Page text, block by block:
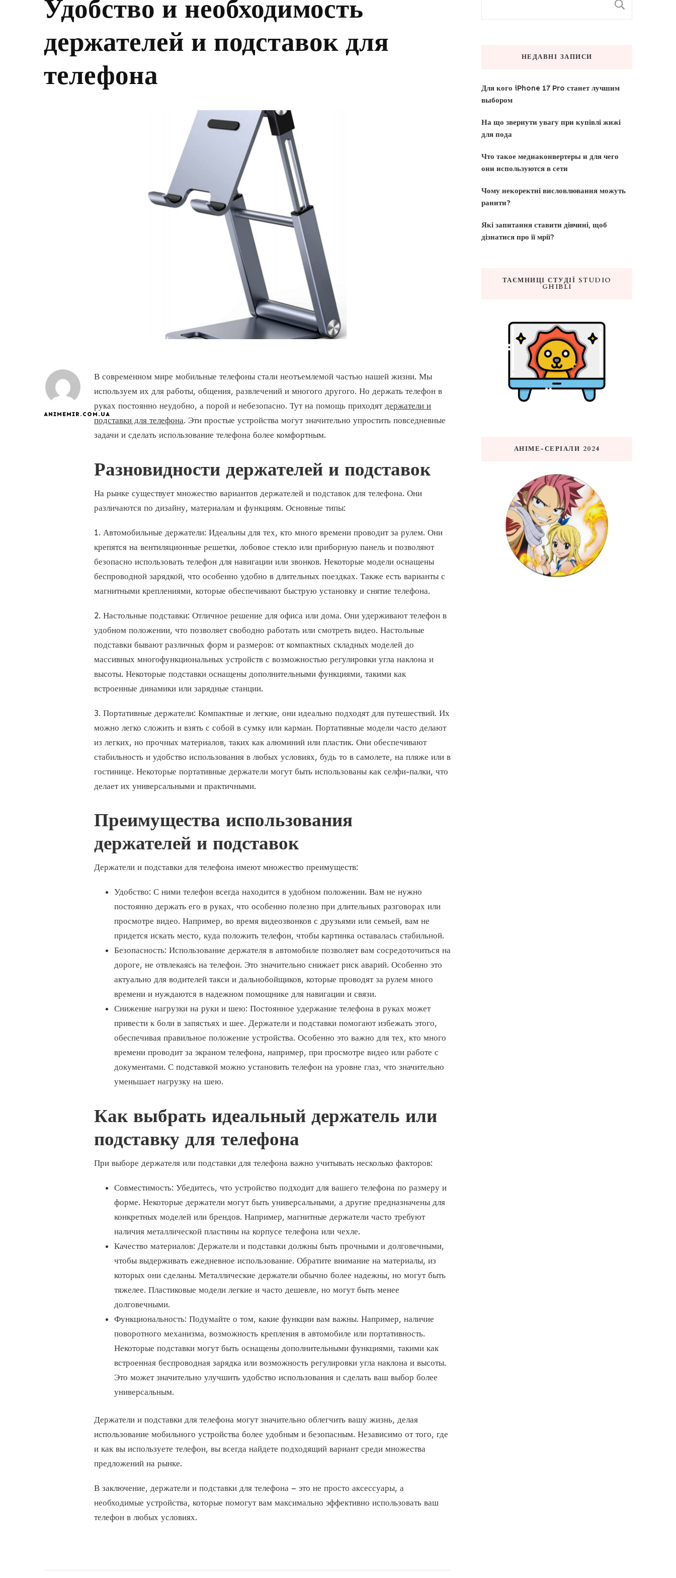
Удобство и необходимость
держателей и подставок для
телефона
ANIMEMIR.COM.UA
В современном мире мобильные телефоны стали неотъемлемой частью нашей жизни. Мы
используем их для работы, общения, развлечений и многого другого. Но держать телефон в
руках постоянно неудобно, а порой и небезопасно. Тут на помощь приходят держатели и
подставки для телефона. Эти простые устройства могут значительно упростить повседневные
задачи и сделать использование телефона более комфортным.
Разновидности держателей и подставок
На рынке существует множество вариантов держателей и подставок для телефона. Они
различаются по дизайну, материалам и функциям. Основные типы:
1. Автомобильные держатели: Идеальны для тех, кто много времени проводит за рулем. Они
крепятся на вентиляционные решетки, лобовое стекло или приборную панель и позволяют
безопасно использовать телефон для навигации или звонков. Некоторые модели оснащены
беспроводной зарядкой, что особенно удобно в длительных поездках. Также есть варианты с
магнитными креплениями, которые обеспечивают быструю установку и снятие телефона.
2. Настольные подставки: Отличное решение для офиса или дома. Они удерживают телефон в
удобном положении, что позволяет свободно работать или смотреть видео. Настольные
подставки бывают различных форм и размеров: от компактных складных моделей до
массивных многофункциональных устройств с возможностью регулировки угла наклона и
высоты. Некоторые подставки оснащены дополнительными функциями, такими как
встроенные динамики или зарядные станции.
3. Портативные держатели: Компактные и легкие, они идеально подходят для путешествий. Их
можно легко сложить и взять с собой в сумку или карман. Портативные модели часто делают
из легких, но прочных материалов, таких как алюминий или пластик. Они обеспечивают
стабильность и удобство использования в любых условиях, будь то в самолете, на пляже или в
гостинице. Некоторые портативные держатели могут быть использованы как селфи-палки, что
делает их универсальными и практичными.
Преимущества использования
держателей и подставок
Держатели и подставки для телефона имеют множество преимуществ:
Удобство: С ними телефон всегда находится в удобном положении. Вам не нужно
постоянно держать его в руках, что особенно полезно при длительных разговорах или
просмотре видео. Например, во время видеозвонков с друзьями или семьей, вам не
придется искать место, куда положить телефон, чтобы картинка оставалась стабильной.
Безопасность: Использование держателя в автомобиле позволяет вам сосредоточиться на
дороге, не отвлекаясь на телефон. Это значительно снижает риск аварий. Особенно это
актуально для водителей такси и дальнобойщиков, которые проводят за рулем много
времени и нуждаются в надежном помощнике для навигации и связи.
Снижение нагрузки на руки и шею: Постоянное удержание телефона в руках может
привести к боли в запястьях и шее. Держатели и подставки помогают избежать этого,
обеспечивая правильное положение устройства. Особенно это важно для тех, кто много
времени проводит за экраном телефона, например, при просмотре видео или работе с
документами. С подставкой можно установить телефон на уровне глаз, что значительно
уменьшает нагрузку на шею.
Как выбрать идеальный держатель или
подставку для телефона
При выборе держателя или подставки для телефона важно учитывать несколько факторов:
Совместимость: Убедитесь, что устройство подходит для вашего телефона по размеру и
форме. Некоторые держатели могут быть универсальными, а другие предназначены для
конкретных моделей или брендов. Например, магнитные держатели часто требуют
наличия металлической пластины на корпусе телефона или чехле.
Качество материалов: Держатели и подставки должны быть прочными и долговечными,
чтобы выдерживать ежедневное использование. Обратите внимание на материалы, из
которых они сделаны. Металлические держатели обычно более надежны, но могут быть
тяжелее. Пластиковые модели легкие и часто дешевле, но могут быть менее
долговечными.
Функциональность: Подумайте о том, какие функции вам важны. Например, наличие
поворотного механизма, возможность крепления в автомобиле или портативность.
Некоторые подставки могут быть оснащены дополнительными функциями, такими как
встроенная беспроводная зарядка или возможность регулировки угла наклона и высоты.
Это может значительно улучшить удобство использования и сделать ваш выбор более
универсальным.
Держатели и подставки для телефона могут значительно облегчить вашу жизнь, делая
использование мобильного устройства более удобным и безопасным. Независимо от того, где
и как вы используете телефон, вы всегда найдете подходящий вариант среди множества
предложений на рынке.
В заключение, держатели и подставки для телефона – это не просто аксессуары, а
необходимые устройства, которые помогут вам максимально эффективно использовать ваш
телефон в любых условиях.
НЕДАВНІ ЗАПИСИ
Для кого iPhone 17 Pro станет лучшим
выбором
На що звернути увагу при купівлі жижі
для пода
Что такое медиаконвертеры и для чего
они используются в сети
Чому некоректні висловлювання можуть
ранити?
Які запитання ставити дівчині, щоб
дізнатися про її мрії?
ТАЄМНИЦІ СТУДІЇ STUDIO
GHIBLI
АНІМЕ-СЕРІАЛИ 2024